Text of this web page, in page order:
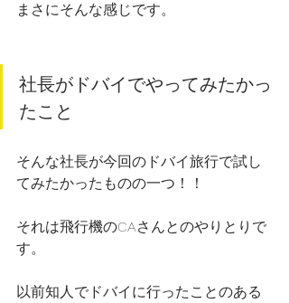
まさにそんな感じです。
社長がドバイでやってみたかっ
たこと
そんな社長が今回のドバイ旅行で試し
てみたかったものの一つ！！
それは飛行機のCAさんとのやりとりで
す。
以前知人でドバイに行ったことのある